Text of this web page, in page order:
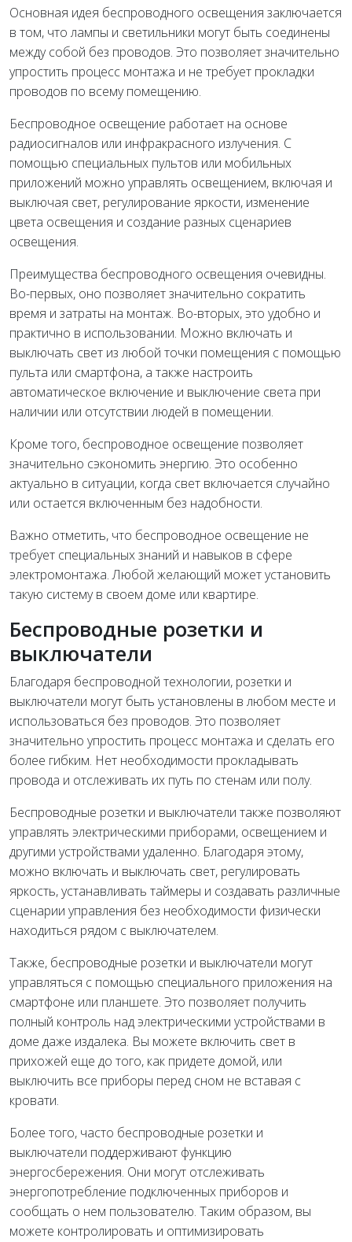
Основная идея беспроводного освещения заключается
в том, что лампы и светильники могут быть соединены
между собой без проводов. Это позволяет значительно
упростить процесс монтажа и не требует прокладки
проводов по всему помещению.
Беспроводное освещение работает на основе
радиосигналов или инфракрасного излучения. С
помощью специальных пультов или мобильных
приложений можно управлять освещением, включая и
выключая свет, регулирование яркости, изменение
цвета освещения и создание разных сценариев
освещения.
Преимущества беспроводного освещения очевидны.
Во-первых, оно позволяет значительно сократить
время и затраты на монтаж. Во-вторых, это удобно и
практично в использовании. Можно включать и
выключать свет из любой точки помещения с помощью
пульта или смартфона, а также настроить
автоматическое включение и выключение света при
наличии или отсутствии людей в помещении.
Кроме того, беспроводное освещение позволяет
значительно сэкономить энергию. Это особенно
актуально в ситуации, когда свет включается случайно
или остается включенным без надобности.
Важно отметить, что беспроводное освещение не
требует специальных знаний и навыков в сфере
электромонтажа. Любой желающий может установить
такую систему в своем доме или квартире.
Беспроводные розетки и
выключатели
Благодаря беспроводной технологии, розетки и
выключатели могут быть установлены в любом месте и
использоваться без проводов. Это позволяет
значительно упростить процесс монтажа и сделать его
более гибким. Нет необходимости прокладывать
провода и отслеживать их путь по стенам или полу.
Беспроводные розетки и выключатели также позволяют
управлять электрическими приборами, освещением и
другими устройствами удаленно. Благодаря этому,
можно включать и выключать свет, регулировать
яркость, устанавливать таймеры и создавать различные
сценарии управления без необходимости физически
находиться рядом с выключателем.
Также, беспроводные розетки и выключатели могут
управляться с помощью специального приложения на
смартфоне или планшете. Это позволяет получить
полный контроль над электрическими устройствами в
доме даже издалека. Вы можете включить свет в
прихожей еще до того, как придете домой, или
выключить все приборы перед сном не вставая с
кровати.
Более того, часто беспроводные розетки и
выключатели поддерживают функцию
энергосбережения. Они могут отслеживать
энергопотребление подключенных приборов и
сообщать о нем пользователю. Таким образом, вы
можете контролировать и оптимизировать